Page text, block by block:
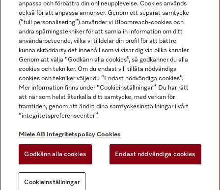
Miele AB
Allmänna villkor
Användarvillkor
Miele tillgänglighetsförklaring
Lagen om digitala tjänster
Miele på LinkedIn
Miele på Facebook
Miele på Instagram
Miele på Youtube
anpassa och förbättra din onlineupplevelse. Cookies används
också för att anpassa annonser. Genom ett separat samtycke
(“full personalisering”) använder vi Bloomreach-cookies och
andra spårningstekniker för att samla in information om ditt
användarbeteende, vilka vi tilldelar din profil för att bättre
kunna skräddarsy det innehåll som vi visar dig via olika kanaler.
Genom att välja “Godkänn alla cookies”, så godkänner du alla
cookies och tekniker. Om du endast vill tillåta nödvändiga
cookies och tekniker väljer du “Endast nödvändiga cookies”.
Mer information finns under “Cookieinställningar”. Du har rätt
att när som helst återkalla ditt samtycke, med verkan för
framtiden, genom att ändra dina samtyckesinställningar i vårt
“integritetspreferenscenter”.
Miele AB Integritetspolicy Cookies
Godkänn alla cookies Endast nödvändiga cookies
Cookieinställningar